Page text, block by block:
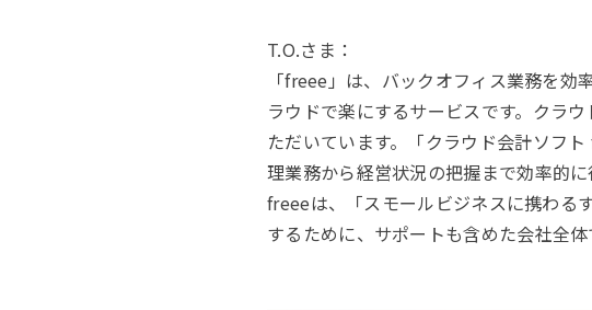
T.O.さま：
「freee」は、バックオフィス業務を
ラウドで楽にするサービスです。クラ
ただいています。「クラウド会計ソフ
理業務から経営状況の把握まで効率的
freeeは、「スモールビジネスに携わる
するために、サポートも含めた会社全体